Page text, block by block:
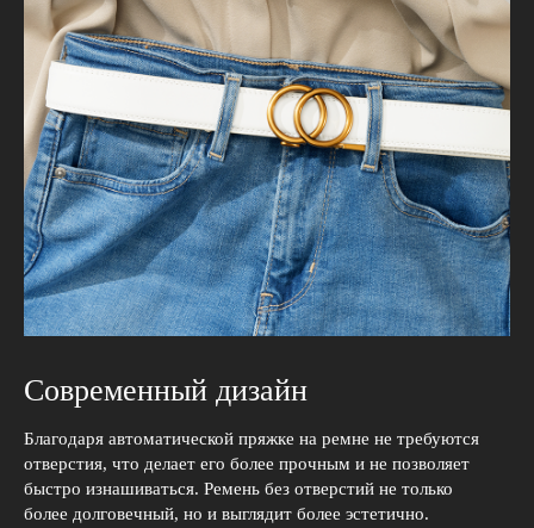
Современный дизайн
Благодаря автоматической пряжке на ремне не требуются
отверстия, что делает его более прочным и не позволяет
быстро изнашиваться. Ремень без отверстий не только
более долговечный, но и выглядит более эстетично.